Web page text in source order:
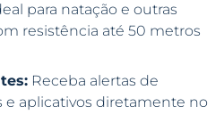
para natação e outras
resistência até 50 metros
Receba alertas de
e aplicativos diretamente no